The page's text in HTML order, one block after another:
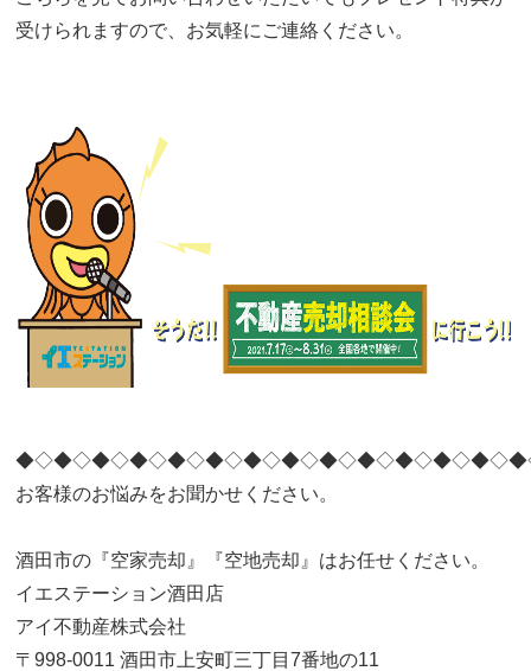
受けられますので、お気軽にご連絡ください。
お客様のお悩みをお聞かせください。
酒田市の『空家売却』『空地売却』はお任せください。
イエステーション酒田店
アイ不動産株式会社
〒998-0011 酒田市上安町三丁目7番地の11